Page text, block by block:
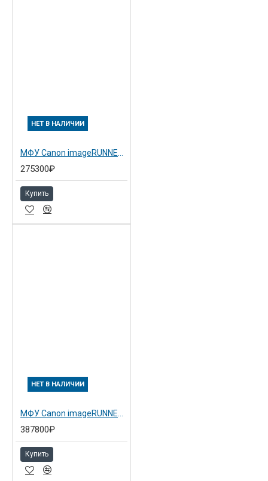
НЕТ В НАЛИЧИИ
275300₽
Купить
НЕТ В НАЛИЧИИ
387800₽
Купить